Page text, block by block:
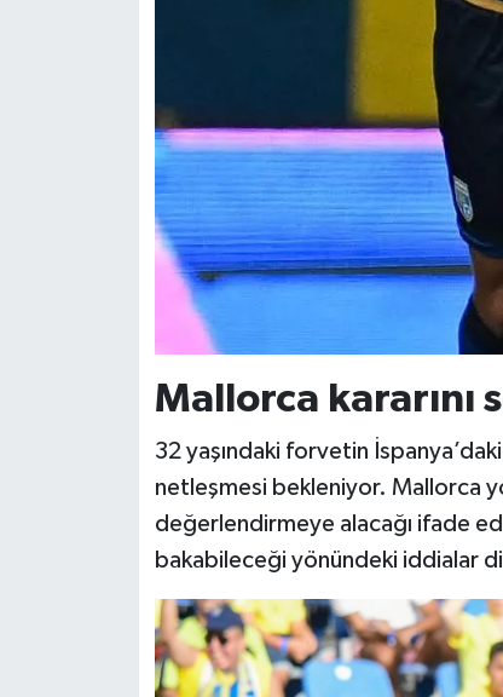
Mallorca kararını
32 yaşındaki forvetin
netleşmesi bekleniyor. Mallorca
değerlendirmeye alacağı ifade
bakabileceği yönündeki iddialar